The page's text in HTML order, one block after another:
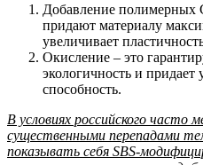
Добавление полимерных
придают материалу
увеличивает
Окисление – это
экологичность и
способность.
В условиях российского часто
существенными перепадами
показывать себя SBS-